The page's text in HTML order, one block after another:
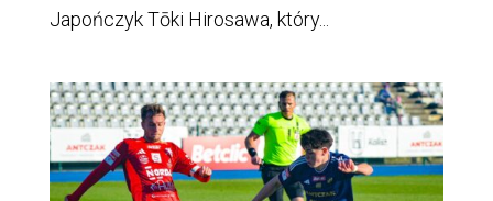
Japończyk Tōki Hirosawa, który...